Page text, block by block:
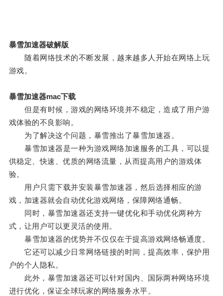
暴雪加速器破解版
随着网络技术的不断发展，越来越多人开始在网络上玩
游戏。
暴雪加速器mac下载
但是有时候，游戏的网络环境并不稳定，造成了用户游
戏体验的不良影响。
为了解决这个问题，暴雪推出了暴雪加速器。
暴雪加速器是一种为游戏网络加速服务的工具，可以提
供稳定、快速、优质的网络流量，从而提高用户的游戏体
验。
用户只需下载并安装暴雪加速器，然后选择相应的游
戏，加速器就会自动优化游戏网络，保障网络通畅。
同时，暴雪加速器还支持一键优化和手动优化两种方
式，让用户可以更灵活的使用。
暴雪加速器的优势并不仅仅在于提高游戏网络畅通度。
它还可以减少日常网络链接的时间，提高效率，保护用
户的个人隐私。
此外，暴雪加速器还可以针对国内、国际两种网络环境
进行优化，保证全球玩家的网络服务水平。